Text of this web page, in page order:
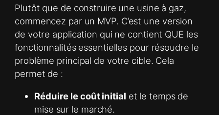
Plutôt que de construire une usine à gaz,
commencez par un MVP. C’est une version
de votre application qui ne contient QUE les
fonctionnalités essentielles pour résoudre le
problème principal de votre cible. Cela
permet de :
Réduire le coût initial et le temps de
mise sur le marché.